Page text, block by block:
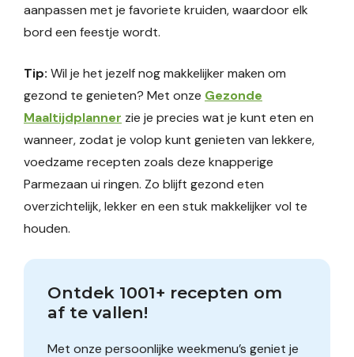
aanpassen met je favoriete kruiden, waardoor elk
bord een feestje wordt.
Tip: Wil je het jezelf nog makkelijker maken om
gezond te genieten? Met onze Gezonde
Maaltijdplanner zie je precies wat je kunt eten en
wanneer, zodat je volop kunt genieten van lekkere,
voedzame recepten zoals deze knapperige
Parmezaan ui ringen. Zo blijft gezond eten
overzichtelijk, lekker en een stuk makkelijker vol te
houden.
Ontdek 1001+ recepten om
af te vallen!
Met onze persoonlijke weekmenu’s geniet je